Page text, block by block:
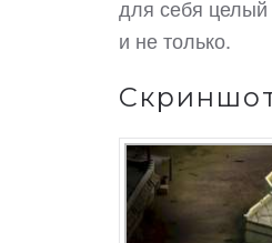
для себя целый
и не только.